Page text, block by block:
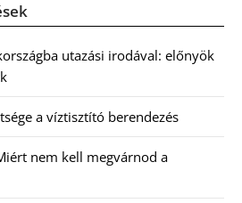
utazási irodával: előnyök
a víztisztító berendezés
nem kell megvárnod a